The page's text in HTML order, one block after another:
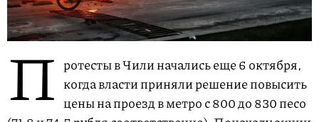
П ротесты в Чили начались еще 6 октября,
когда власти приняли решение повысить
цены на проезд в метро с 800 до 830 песо